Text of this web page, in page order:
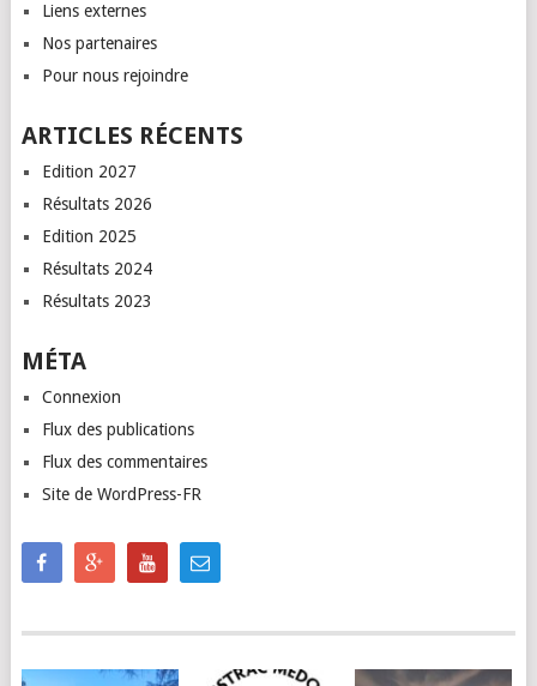
Liens externes
Nos partenaires
Pour nous rejoindre
ARTICLES RÉCENTS
Edition 2027
Résultats 2026
Edition 2025
Résultats 2024
Résultats 2023
MÉTA
Connexion
Flux des publications
Flux des commentaires
Site de WordPress-FR